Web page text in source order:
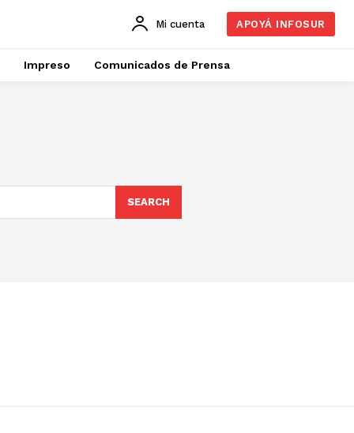
Mi cuenta APOYÁ INFOSUR
Impreso Comunicados de Prensa
SEARCH